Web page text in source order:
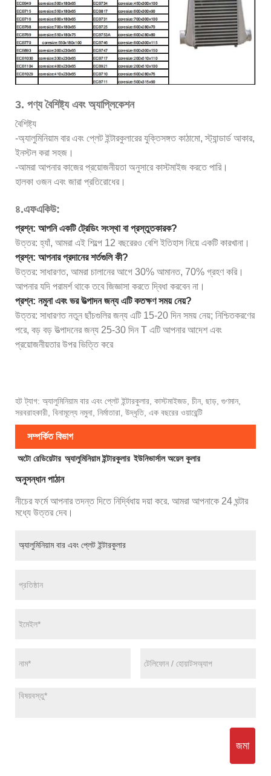
3. পণ্য বৈশিষ্ট্য এবং অ্যাপ্লিকেশন
বৈশিষ্ট্য
-অ্যালুমিনিয়াম বার এবং প্লেট ইন্টারকুলারের যুক্তিসঙ্গত কাঠামো, স্ট্যান্ডার্ড আকার,
ইনস্টল করা সহজ।
-আমরা আপনার কাজের প্রয়োজনীয়তা অনুসারে কাস্টমাইজ করতে পারি।
হালকা ওজন এবং জারা প্রতিরোধের।
৪.এফএকিউ:
প্রশ্ন: আপনি একটি ট্রেডিং সংস্থা বা প্রস্তুতকারক?
উত্তর: হ্যাঁ, আমরা এই শিল্পে 12 বছরেরও বেশি ইতিহাস নিয়ে একটি কারখানা।
প্রশ্ন: আপনার প্রদানের শর্তগুলি কী?
উত্তর: সাধারণত, আমরা চালানের আগে 30% আমানত, 70% গ্রহণ করি।
আপনার যদি পরামর্শ থাকে তবে জিজ্ঞাসা করতে দ্বিধা করবেন না।
প্রশ্ন: নমুনা এবং ভর উত্পাদন জন্য এটি কতক্ষণ সময় নেয়?
উত্তর: সাধারণত নতুন ছাঁচগুলির জন্য এটি 15-20 দিন সময় নেয়; নিশ্চিতকরণের
পরে, বড় বড় উত্পাদনের জন্য 25-30 দিন T এটি আপনার আদেশ এবং
প্রয়োজনীয়তার উপর ভিত্তি করে
হট ট্যাগ: অ্যালুমিনিয়াম বার এবং প্লেট ইন্টারকুলার, কাস্টমাইজড, চীন, ছাড়, গুণমান,
সরবরাহকারী, বিনামূল্যে নমুনা, নির্মাতারা, উদ্ধৃতি, এক বছরের ওয়ারেন্টি
সম্পর্কিত বিভাগ
অটো রেডিয়েটার অ্যালুমিনিয়াম ইন্টারকুলার ইউনিভার্সাল অয়েল কুলার
অনুসন্ধান পাঠান
নীচের ফর্মে আপনার তদন্ত দিতে নির্দ্বিধায় দয়া করে. আমরা আপনাকে 24 ঘন্টার
মধ্যে উত্তর দেব।
জমা